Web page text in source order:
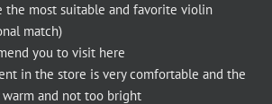
the most suitable and favorite violin
match)
you to visit here
in the store is very comfortable and the
and not too bright